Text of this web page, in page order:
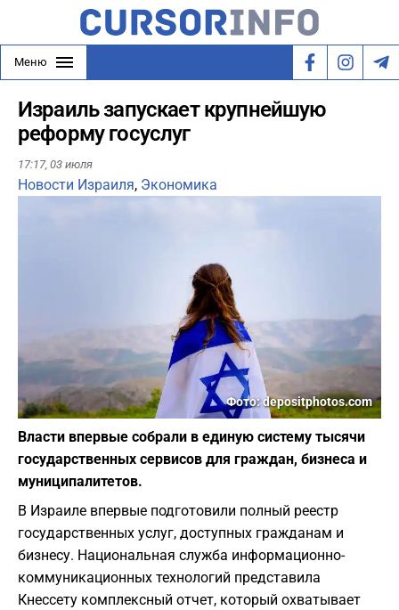
Меню
Израиль запускает крупнейшую
реформу госуслуг
17:17, 03 июля
Новости Израиля, Экономика
Фото: depositphotos.com
Власти впервые собрали в единую систему тысячи
государственных сервисов для граждан, бизнеса и
муниципалитетов.
В Израиле впервые подготовили полный реестр
государственных услуг, доступных гражданам и
бизнесу. Национальная служба информационно-
коммуникационных технологий представила
Кнессету комплексный отчет, который охватывает